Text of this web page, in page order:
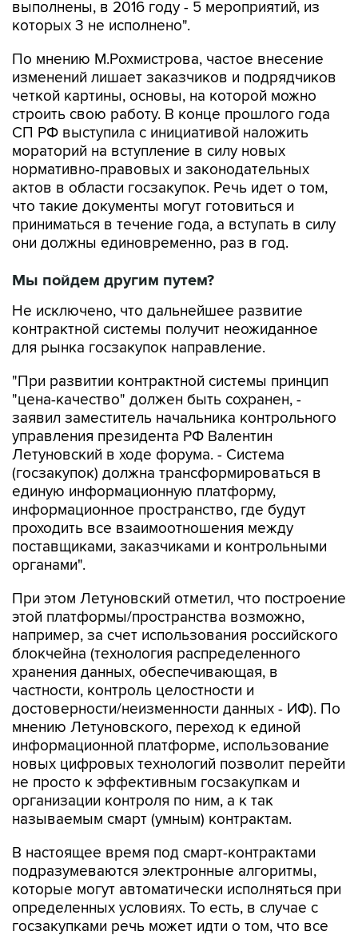
выполнены, в 2016 году - 5 мероприятий, из
которых 3 не исполнено".
По мнению М.Рохмистрова, частое внесение
изменений лишает заказчиков и подрядчиков
четкой картины, основы, на которой можно
строить свою работу. В конце прошлого года
СП РФ выступила с инициативой наложить
мораторий на вступление в силу новых
нормативно-правовых и законодательных
актов в области госзакупок. Речь идет о том,
что такие документы могут готовиться и
приниматься в течение года, а вступать в силу
они должны единовременно, раз в год.
Мы пойдем другим путем?
Не исключено, что дальнейшее развитие
контрактной системы получит неожиданное
для рынка госзакупок направление.
"При развитии контрактной системы принцип
"цена-качество" должен быть сохранен, -
заявил заместитель начальника контрольного
управления президента РФ Валентин
Летуновский в ходе форума. - Система
(госзакупок) должна трансформироваться в
единую информационную платформу,
информационное пространство, где будут
проходить все взаимоотношения между
поставщиками, заказчиками и контрольными
органами".
При этом Летуновский отметил, что построение
этой платформы/пространства возможно,
например, за счет использования российского
блокчейна (технология распределенного
хранения данных, обеспечивающая, в
частности, контроль целостности и
достоверности/неизменности данных - ИФ). По
мнению Летуновского, переход к единой
информационной платформе, использование
новых цифровых технологий позволит перейти
не просто к эффективным госзакупкам и
организации контроля по ним, а к так
называемым смарт (умным) контрактам.
В настоящее время под смарт-контрактами
подразумеваются электронные алгоритмы,
которые могут автоматически исполняться при
определенных условиях. То есть, в случае с
госзакупками речь может идти о том, что все